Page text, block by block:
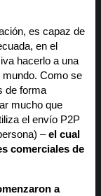
es capaz de
en el
hacerlo a una
mundo. Como se
de forma
mucho que
el envío P2P
–el cual
comerciales de
a